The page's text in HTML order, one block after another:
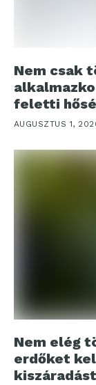
Nem csak
feletti
AUGUSZTUS 1,
Nem elég
erdőket